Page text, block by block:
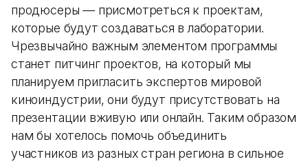
продюсеры — присмотреться к проектам,
которые будут создаваться в лаборатории.
Чрезвычайно важным элементом программы
станет питчинг проектов, на который мы
планируем пригласить экспертов мировой
киноиндустрии, они будут присутствовать на
презентации вживую или онлайн. Таким образом
нам бы хотелось помочь объединить
участников из разных стран региона в сильное